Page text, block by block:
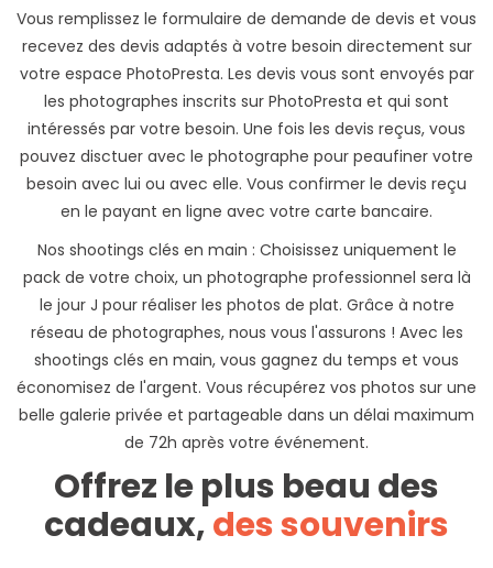
Vous remplissez le formulaire de demande de devis et vous
recevez des devis adaptés à votre besoin directement sur
votre espace PhotoPresta. Les devis vous sont envoyés par
les photographes inscrits sur PhotoPresta et qui sont
intéressés par votre besoin. Une fois les devis reçus, vous
pouvez disctuer avec le photographe pour peaufiner votre
besoin avec lui ou avec elle. Vous confirmer le devis reçu
en le payant en ligne avec votre carte bancaire.
Nos shootings clés en main : Choisissez uniquement le
pack de votre choix, un photographe professionnel sera là
le jour J pour réaliser les photos de plat. Grâce à notre
réseau de photographes, nous vous l'assurons ! Avec les
shootings clés en main, vous gagnez du temps et vous
économisez de l'argent. Vous récupérez vos photos sur une
belle galerie privée et partageable dans un délai maximum
de 72h après votre événement.
Offrez le plus beau des
cadeaux,des souvenirs